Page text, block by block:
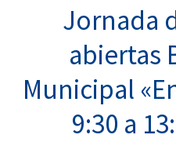
Jornada
abiertas
Municipal
9:30 a